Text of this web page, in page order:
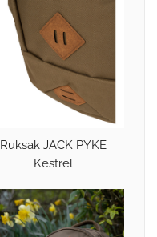
Ruksak JACK PYKE
Kestrel